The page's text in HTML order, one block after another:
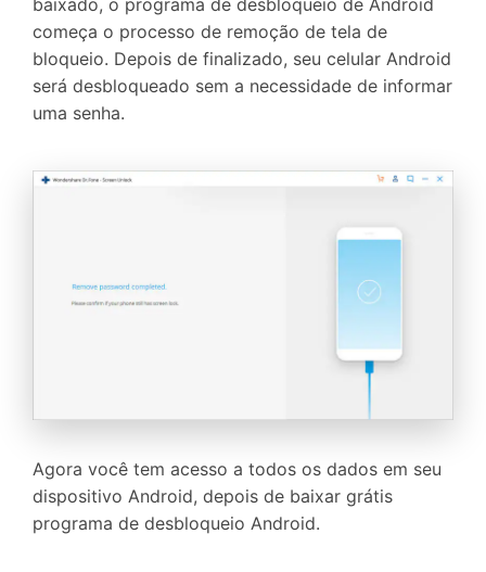
baixado, o programa de desbloqueio de Android
começa o processo de remoção de tela de
bloqueio. Depois de finalizado, seu celular Android
será desbloqueado sem a necessidade de informar
uma senha.
Agora você tem acesso a todos os dados em seu
dispositivo Android, depois de baixar grátis
programa de desbloqueio Android.